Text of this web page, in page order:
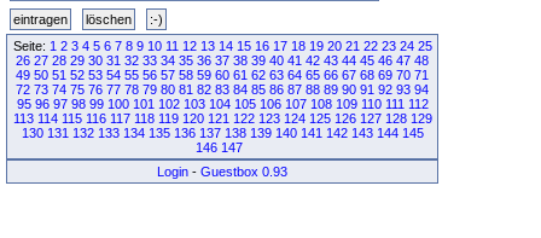
Seite: 1 2 3 4 5 6 7 8 9 10 11 12 13 14 15 16 17 18 19 20 21 22 23 24 25
26 27 28 29 30 31 32 33 34 35 36 37 38 39 40 41 42 43 44 45 46 47 48
49 50 51 52 53 54 55 56 57 58 59 60 61 62 63 64 65 66 67 68 69 70 71
72 73 74 75 76 77 78 79 80 81 82 83 84 85 86 87 88 89 90 91 92 93 94
95 96 97 98 99 100 101 102 103 104 105 106 107 108 109 110 111 112
113 114 115 116 117 118 119 120 121 122 123 124 125 126 127 128 129
130 131 132 133 134 135 136 137 138 139 140 141 142 143 144 145
146 147
Login - Guestbox 0.93